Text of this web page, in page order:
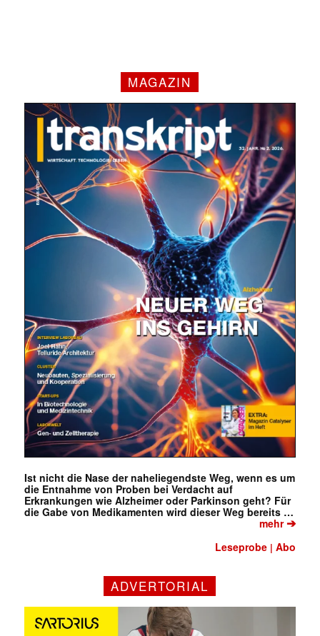
MAGAZIN
Ist nicht die Nase der naheliegendste Weg, wenn es um
die Entnahme von Proben bei Verdacht auf
Erkrankungen wie Alzheimer oder Parkinson geht? Für
die Gabe von Medikamenten wird dieser Weg bereits …
mehr➔
Leseprobe |Abo
ADVERTORIAL